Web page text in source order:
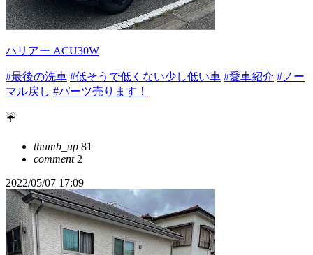
ハリアー ACU30W
#最後の洗車 #低そうで低くない少し低い車 #愛車紹介 #ノー
マル戻し #パーツ売ります！
☔️
thumb_up 81
comment2
2022/05/07 17:09